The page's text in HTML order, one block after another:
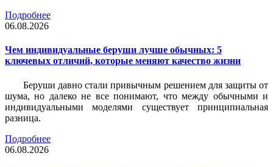
Подробнее
06.08.2026
Чем индивидуальные беруши лучше обычных: 5
ключевых отличий, которые меняют качество жизни
Беруши давно стали привычным решением для защиты от
шума, но далеко не все понимают, что между обычными и
индивидуальными моделями существует принципиальная
разница.
Подробнее
06.08.2026